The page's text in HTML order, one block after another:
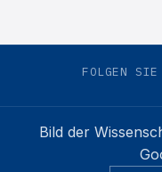
FOLGEN SIE
Bild der